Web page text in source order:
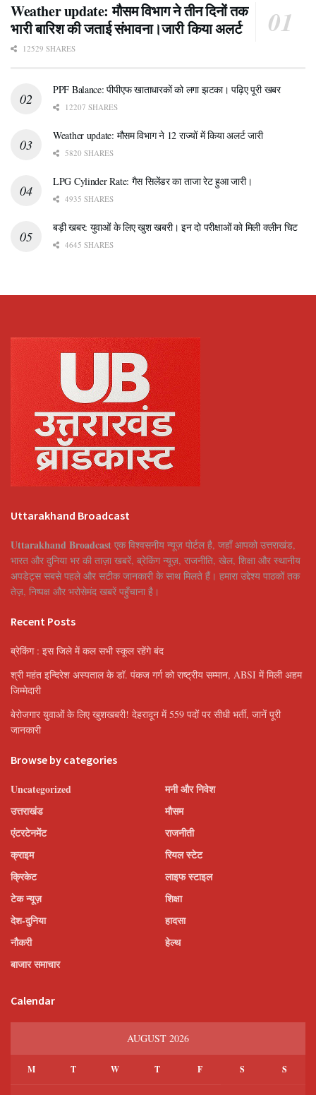
Weather update: मौसम विभाग ने तीन दिनों तक
भारी बारिश की जताई संभावना।जारी किया अलर्ट
12529 SHARES
PPF Balance: पीपीएफ खाताधारकों को लगा झटका। पढ़िए पूरी खबर
12207 SHARES
Weather update: मौसम विभाग ने 12 राज्यों में किया अलर्ट जारी
5820 SHARES
LPG Cylinder Rate: गैस सिलेंडर का ताजा रेट हुआ जारी।
4935 SHARES
बड़ी खबर: युवाओं के लिए खुश खबरी। इन दो परीक्षाओं को मिली क्लीन चिट
4645 SHARES
Uttarakhand Broadcast
Uttarakhand Broadcast एक विश्वसनीय न्यूज़ पोर्टल है, जहाँ आपको उत्तराखंड,
भारत और दुनिया भर की ताज़ा खबरें, ब्रेकिंग न्यूज़, राजनीति, खेल, शिक्षा और स्थानीय
अपडेट्स सबसे पहले और सटीक जानकारी के साथ मिलते हैं। हमारा उद्देश्य पाठकों तक
तेज़, निष्पक्ष और भरोसेमंद खबरें पहुँचाना है।
Recent Posts
ब्रेकिंग : इस जिले में कल सभी स्कूल रहेंगे बंद
श्री महंत इन्दिरेश अस्पताल के डॉ. पंकज गर्ग को राष्ट्रीय सम्मान, ABSI में मिली अहम
जिम्मेदारी
बेरोजगार युवाओं के लिए खुशखबरी! देहरादून में 559 पदों पर सीधी भर्ती, जानें पूरी
जानकारी
Browse by categories
Uncategorized
उत्तराखंड
एंटरटेनमेंट
क्राइम
क्रिकेट
टेक न्यूज़
देश-दुनिया
नौकरी
बाजार समाचार
मनी और निवेश
मौसम
राजनीती
रियल स्टेट
लाइफ स्टाइल
शिक्षा
हादसा
हेल्थ
Calendar
AUGUST 2026
M T W T F S S